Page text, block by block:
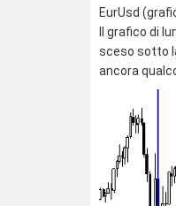
EurUsd
Il grafico di
sceso sotto
ancora